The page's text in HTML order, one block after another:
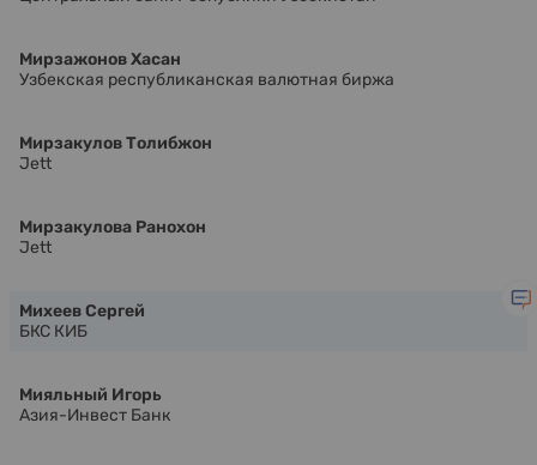
Мирзажонов Хасан
Узбекская республиканская валютная биржа
Мирзакулов Толибжон
Jett
Мирзакулова Ранохон
Jett
Михеев Сергей
БКС КИБ
Мияльный Игорь
Азия-Инвест Банк